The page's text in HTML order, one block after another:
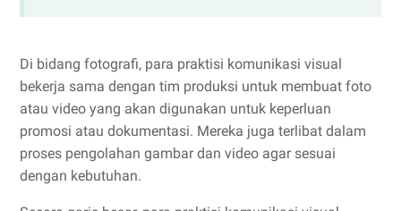
Di bidang fotografi, para praktisi komunikasi visual
bekerja sama dengan tim produksi untuk membuat foto
atau video yang akan digunakan untuk keperluan
promosi atau dokumentasi. Mereka juga terlibat dalam
proses pengolahan gambar dan video agar sesuai
dengan kebutuhan.